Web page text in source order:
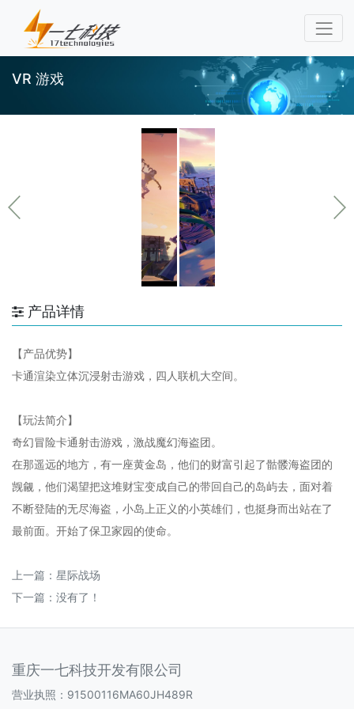
VR 游戏
产品详情
【产品优势】
卡通渲染立体沉浸射击游戏，四人联机大空间。
【玩法简介】
奇幻冒险卡通射击游戏，激战魔幻海盗团。
在那遥远的地方，有一座黄金岛，他们的财富引起了骷髅海盗团的
觊觎，他们渴望把这堆财宝变成自己的带回自己的岛屿去，面对着
不断登陆的无尽海盗，小岛上正义的小英雄们，也挺身而出站在了
最前面。开始了保卫家园的使命。
上一篇： 星际战场
下一篇：没有了！
重庆一七科技开发有限公司
营业执照：91500116MA60JH489R